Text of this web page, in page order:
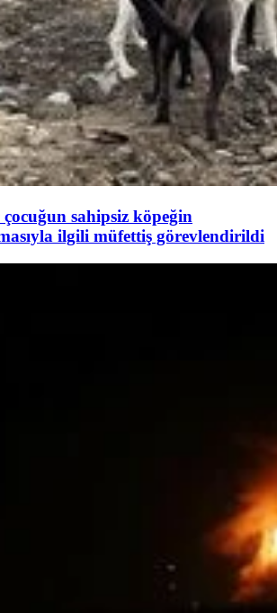
sahipsiz köpeğin
ilgili müfettiş görevlendirildi